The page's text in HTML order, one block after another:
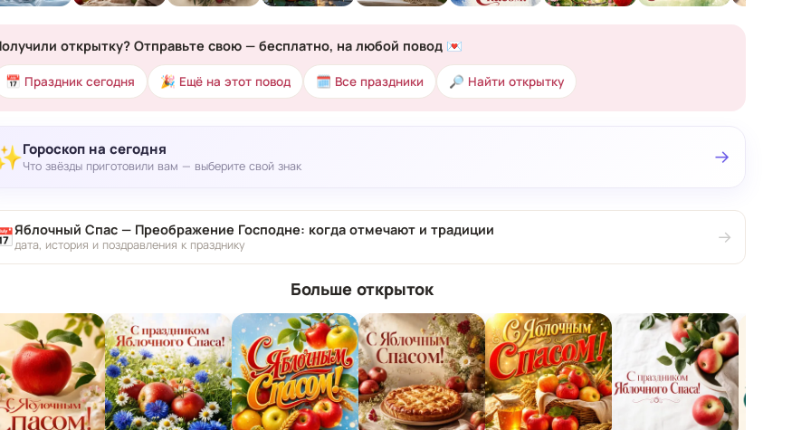
открытку? Отправьте свою — бесплатно, на любой повод 💌
📅 Праздник сегодня 🎉 Ещё на этот повод 🗓 Все праздники 🔎 Найти открытку
Гороскоп на сегодня
Что звёзды приготовили вам — выберите свой знак →
Яблочный Спас — Преображение Господне: когда отмечают и традиции
дата, история и поздравления к празднику →
Больше открыток